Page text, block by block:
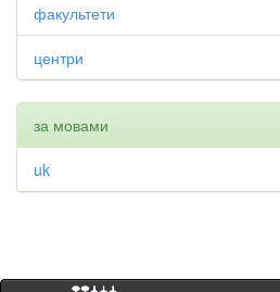
факультети
центри
за мовами
uk